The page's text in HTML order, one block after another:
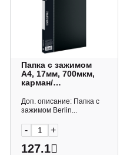
Папка с зажимом
А4, 17мм, 700мкм,
карман/
черный "Standart"
ММ2341 Berlingo
Доп. описание: Папка с
зажимом Berlin...
- +
127.1